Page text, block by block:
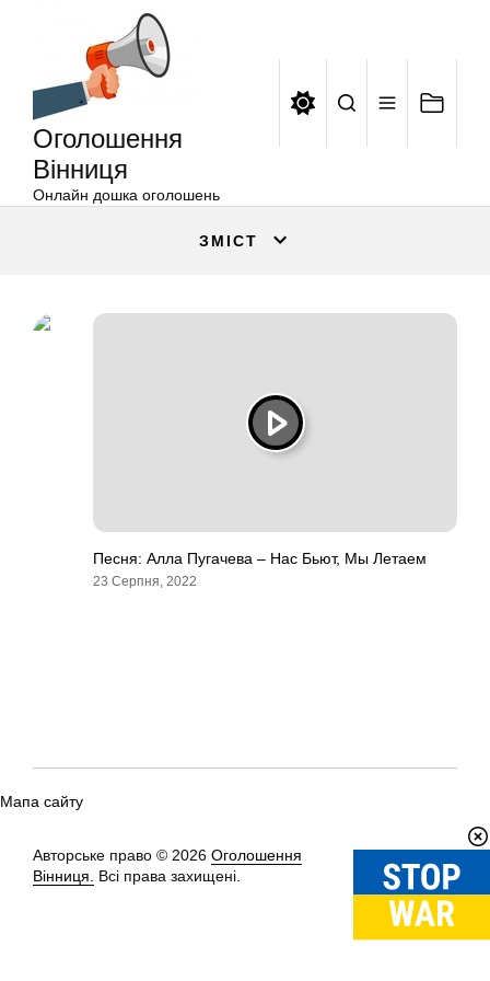
Оголошення
Вінниця
Онлайн дошка оголошень
ЗМІСТ
Песня: Алла Пугачева – Нас Бьют, Мы Летаем
23 Серпня, 2022
Мапа сайту
Авторське право © 2026 Оголошення
Вінниця.
Всі права захищені.
Вгору↑